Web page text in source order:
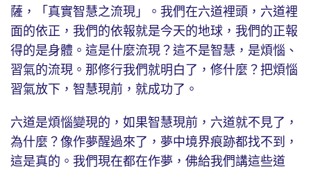
薩，「真實智慧之流現」。我們在六道裡頭，六道裡
面的依正，我們的依報就是今天的地球，我們的正報
得的是身體。這是什麼流現？這不是智慧，是煩惱、
習氣的流現。那修行我們就明白了，修什麼？把煩惱
習氣放下，智慧現前，就成功了。
六道是煩惱變現的，如果智慧現前，六道就不見了，
為什麼？像作夢醒過來了，夢中境界痕跡都找不到，
這是真的。我們現在都在作夢，佛給我們講這些道